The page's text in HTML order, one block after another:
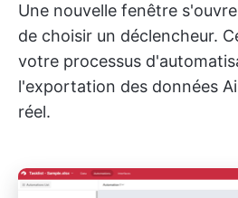
Une nouvelle fenêtre
de choisir un déclencheur.
votre processus
l'exportation des données
réel.